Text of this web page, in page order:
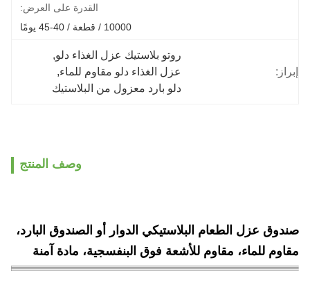
القدرة على العرض:
10000 / قطعة / 40-45 يومًا
إبراز:
روتو بلاستيك عزل الغذاء دلو,
عزل الغذاء دلو مقاوم للماء,
دلو بارد معزول من البلاستيك
وصف المنتج
صندوق عزل الطعام البلاستيكي الدوار أو الصندوق البارد،
مقاوم للماء، مقاوم للأشعة فوق البنفسجية، مادة آمنة